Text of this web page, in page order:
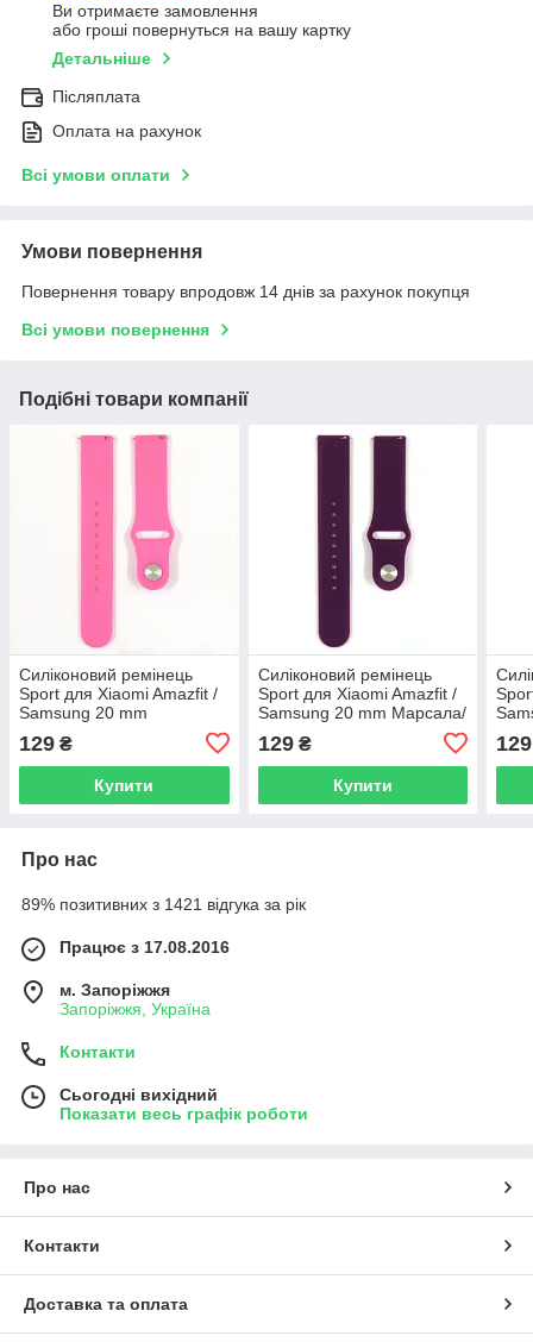
Ви отримаєте замовлення
або гроші повернуться на вашу картку
Детальніше
Післяплата
Оплата на рахунок
Всі умови оплати
Умови повернення
Повернення товару впродовж 14 днів за рахунок покупця
Всі умови повернення
Подібні товари компанії
Силіконовий ремінець
Sport для Xiaomi Amazfit /
Samsung 20 mm
129 ₴
Купити
Силіконовий ремінець
Sport для Xiaomi Amazfit /
Samsung 20 mm Марсала/
129₴
Купити
129
Про нас
89% позитивних з 1421 відгука за рік
Працює з 17.08.2016
м. Запоріжжя
Запоріжжя, Україна
Контакти
Сьогодні вихідний
Показати весь графік роботи
Про нас
Контакти
Доставка та оплата